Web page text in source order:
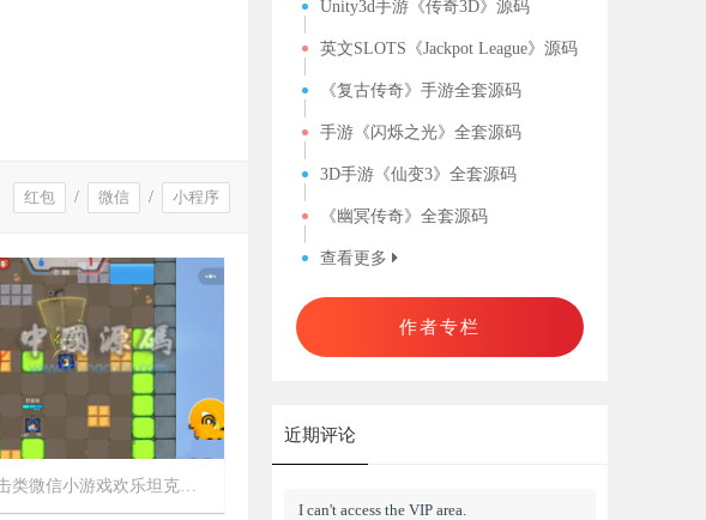
小程序
/
微信
/
红包
信小游戏欢乐坦克大作战游戏源码
Unity3d手游《传奇3D》源码
英文SLOTS《Jackpot League》源码
《复古传奇》手游全套源码
手游《闪烁之光》全套源码
3D手游《仙变3》全套源码
《幽冥传奇》全套源码
查看更多
作者专栏
近期评论
I can't access the VIP area.